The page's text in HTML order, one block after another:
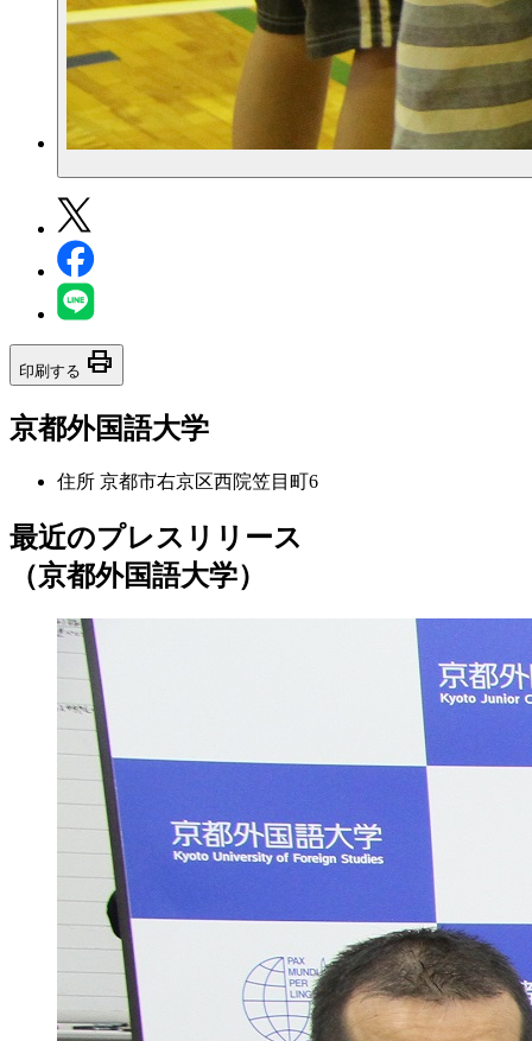
印刷する print
京都外国語大学
住所 京都市右京区西院笠目町6
最近のプレスリリース
（京都外国語大学）